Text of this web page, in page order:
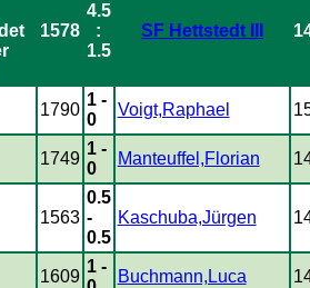
1578
4.5
:
1.5
SF Hettstedt III
1790
1 -
0
Voigt,Raphael
1749
1 -
0
Manteuffel,Florian
1563
0.5
-
0.5
Kaschuba,Jürgen
1609
1 -
Buchmann,Luca